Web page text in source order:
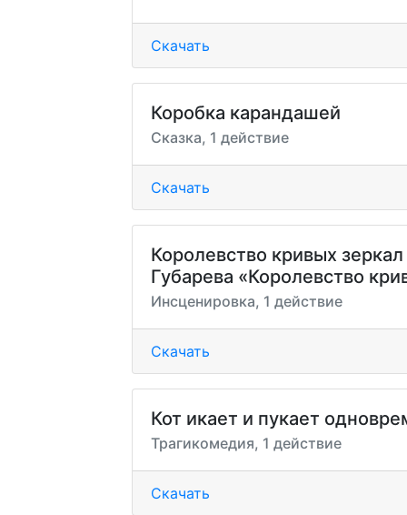
Скачать
Коробка карандашей
Сказка, 1 действие
Скачать
Королевство кривых
Губарева «Королевство
Инсценировка, 1 действие
Скачать
Кот икает и пукает
Трагикомедия, 1 действие
Скачать